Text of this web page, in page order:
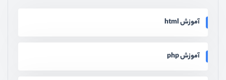
آموزش html
آموزش php